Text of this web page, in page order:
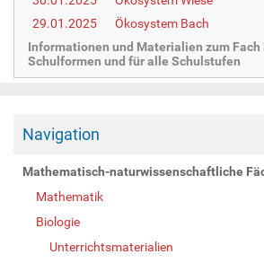
29.01.2025
Ökosystem Bach
Informationen und Materialien zum
Schulformen und für alle Schulstufen
Navigation
Mathematisch-naturwissenschaftliche
Mathematik
Biologie
Unterrichtsmaterialien